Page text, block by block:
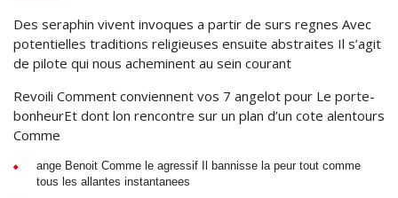
Des seraphin vivent invoques a partir de surs regnes Avec
potentielles traditions religieuses ensuite abstraites Il s’agit
de pilote qui nous acheminent au sein courant
Revoili Comment conviennent vos 7 angelot pour Le porte-
bonheurEt dont lon rencontre sur un plan d’un cote alentours
Comme
ange Benoit Comme le agressif Il bannisse la peur tout comme
tous les allantes instantanees